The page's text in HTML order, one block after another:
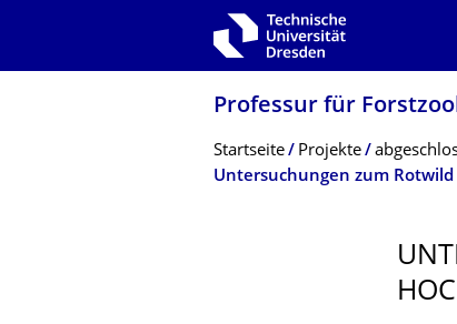
Zur Hauptnavigation springen
Professur für
Breadcrumb-Menü
Startseite Projekte